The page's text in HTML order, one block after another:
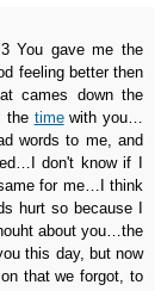
You gave me the
feeling better then
cames down the
the timewith you…
words to me, and
don't know if I
for me…I think
hurt so because I
about you…the
this day, but now
that we forgot, to